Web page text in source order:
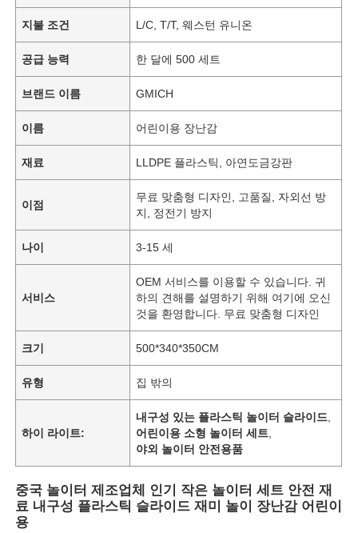
지불 조건 L/C, T/T, 웨스턴 유니온
공급 능력 한 달에 500 세트
브랜드 이름 GMICH
이름 어린이용 장난감
재료 LLDPE 플라스틱, 아연도금강판
이점
무료 맞춤형 디자인, 고품질, 자외선 방
지, 정전기 방지
나이 3-15 세
서비스
OEM 서비스를 이용할 수 있습니다. 귀
하의 견해를 설명하기 위해 여기에 오신
것을 환영합니다. 무료 맞춤형 디자인
크기 500*340*350CM
유형 집 밖의
하이 라이트:
내구성 있는 플라스틱 놀이터 슬라이드
어린이용 소형 놀이터 세트
야외 놀이터 안전용품
중국 놀이터 제조업체 인기 작은 놀이터 세트 안전 재
료 내구성 플라스틱 슬라이드 재미 놀이 장난감 어린이
용